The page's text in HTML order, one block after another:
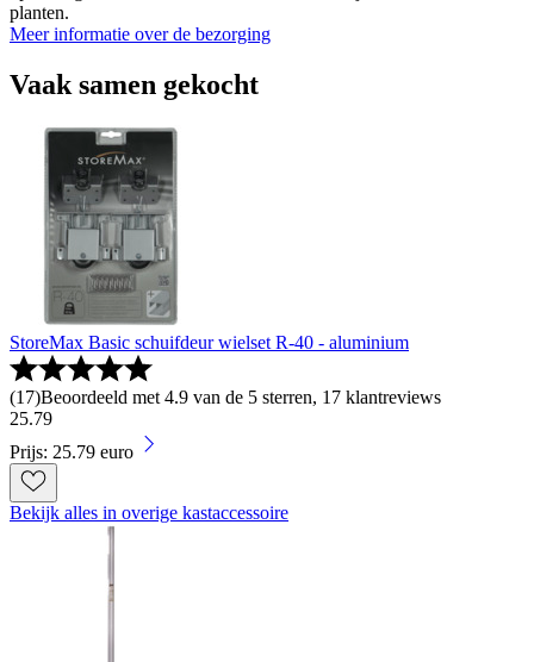
planten.
Meer informatie over de bezorging
Vaak samen gekocht
StoreMax Basic schuifdeur wielset R-40 - aluminium
(17)Beoordeeld met 4.9 van de 5 sterren, 17 klantreviews
25.79
Prijs: 25.79 euro
Bekijk alles in overige kastaccessoire